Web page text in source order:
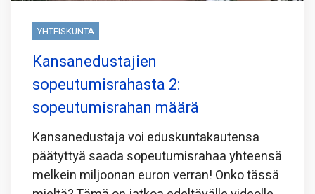
YHTEISKUNTA
Kansanedustajien
sopeutumisrahasta 2:
sopeutumisrahan määrä
Kansanedustaja voi eduskuntakautensa
päätyttyä saada sopeutumisrahaa yhteensä
melkein miljoonan euron verran! Onko tässä